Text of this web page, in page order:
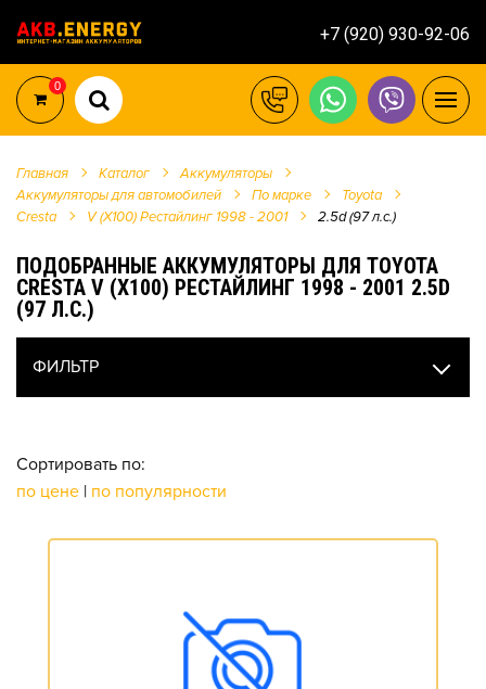
+7 (920) 930-92-06
0
Главная Каталог
Аккумуляторы
Аккумуляторы для автомобилей
По марке
Toyota
Cresta
V (X100) Рестайлинг 1998 - 2001 2.5d (97 л.с.)
ПОДОБРАННЫЕ АККУМУЛЯТОРЫ ДЛЯ TOYOTA
CRESTA V (X100) РЕСТАЙЛИНГ 1998 - 2001 2.5D
(97 Л.С.)
ФИЛЬТР
Сортировать по:
по цене | по популярности